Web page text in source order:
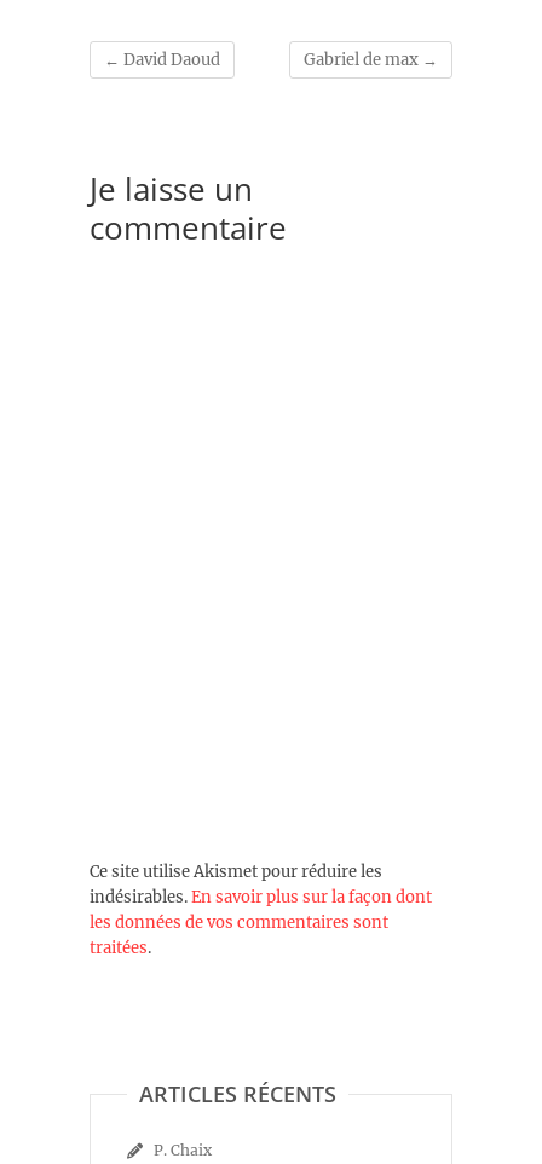
← David Daoud Gabriel de max →
Je laisse un
commentaire
Ce site utilise Akismet pour réduire les
indésirables.En savoir plus sur la façon dont
les données de vos commentaires sont
traitées.
ARTICLES RÉCENTS
P. Chaix